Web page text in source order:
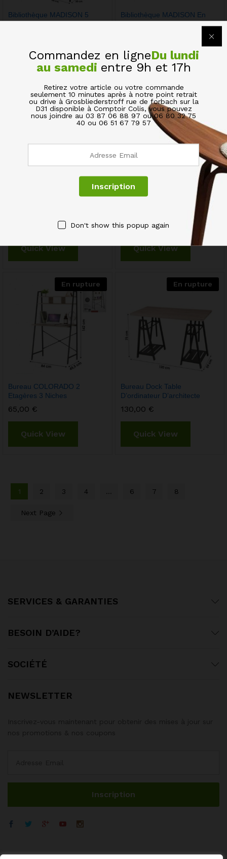
Bibliothèque MADISON 5
Etagères en Métal Noir
Quick View
Bibliothèque MADISON En
Acier Métal Noir 3 Etagères
Quick View
Quick View
Bibliothèque Noir Multi-Cases
70,00€
Quick View
En rupture
Bureau COLORADO 2
Etagères 3 Niches
65,00 €
Quick View
En rupture
Bureau Dock Table
D’ordinateur D’architecte
130,00 €
Quick View
1 2 3 4 6 7 8
Next Page
SERVICES & GARANTIES
BESOIN D’AIDE?
SOCIÉTÉ
NEWSLETTER
Commandez en ligneDu lundi
au samedi entre 9h et 17h
Retirez votre article ou votre commande
seulement 10 minutes après à notre point retrait
ou drive à Grosbliederstroff rue de forbach sur la
D31 disponible à Comptoir Colis, vous pouvez
nous joindre au 03 87 06 88 97 ou 06 80 32 75
40 ou 06 51 67 79 57
Don't show this popup again